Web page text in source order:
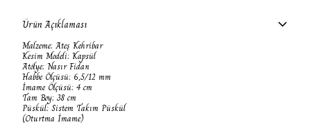
Ürün Açıklaması
Malzeme: Ateş Kehribar
Kesim Modeli: Kapsül
Atölye: Nasır Fidan
Habbe Ölçüsü: 6,5/12 mm
İmame Ölçüsü: 4 cm
Tam Boy: 38 cm
Püskül: Sistem Takım Püskül
(Oturtma İmame)